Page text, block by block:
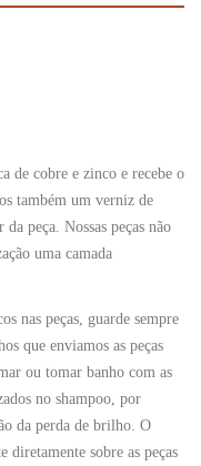
de cobre e zinco e recebe o
também um verniz de
peça. Nossas peças não
uma camada
nas peças, guarde sempre
que enviamos as peças
ou tomar banho com as
no shampoo, por
da perda de brilho. O
diretamente sobre as peças